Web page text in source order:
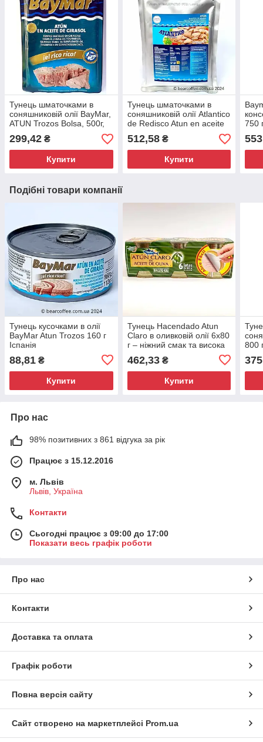
Тунець шматочками в
соняшниковій олії BayMar,
ATUN Trozos Bolsa, 500г,
Іспанія
299,42 ₴
Купити
Тунець шматочками в
соняшниковій олії Atlantico
de Redisco Atun en aceite
de girasol 950 г Іспанія
512,58₴
Купити
750
Подібні товари компанії
Тунець кусочками в олії
BayMar Atun Trozos 160 г
Іспанія
88,81 ₴
Купити
Тунець Hacendado Atun
Claro в оливковій олії 6x80
г – ніжний смак та висока
462,33₴
Купити
800
Про нас
98% позитивних з 861 відгука за рік
Працює з 15.12.2016
м. Львів
Львів, Україна
Контакти
Сьогодні працює з 09:00 до 17:00
Показати весь графік роботи
Про нас
Контакти
Доставка та оплата
Графік роботи
Повна версія сайту
Сайт створено на маркетплейсі Prom.ua